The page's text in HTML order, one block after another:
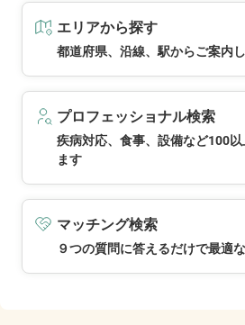
エリアから探す
都道府県、沿線、駅からご案内
プロフェッショナル検索
疾病対応、食事、設備など100
ます
マッチング検索
９つの質問に答えるだけで最適